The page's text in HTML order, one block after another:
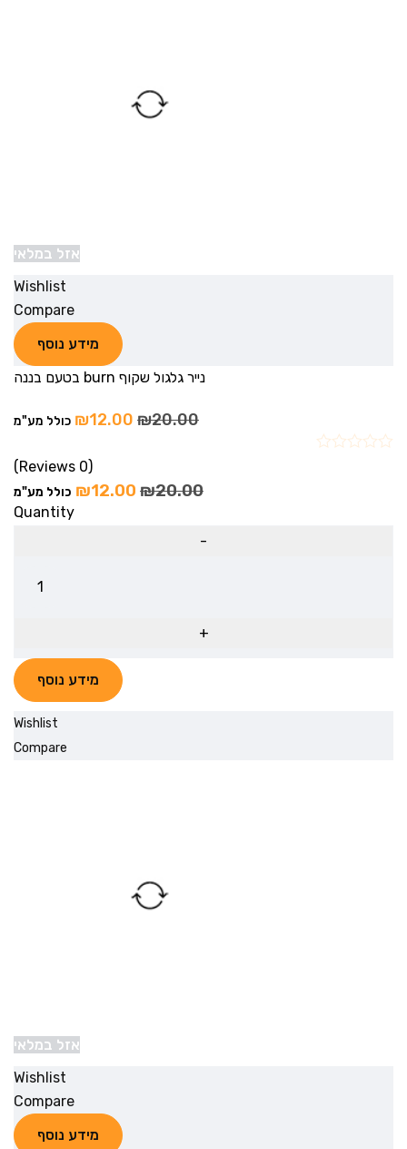
אזל במלאי
Wishlist
Compare
מידע נוסף
נייר גלגול שקוף burn בטעם בננה
₪20.00
₪12.00 כולל מע"מ
(0 Reviews)
₪20.00
₪12.00 כולל מע"מ
Quantity
מידע נוסף
Wishlist
Compare
אזל במלאי
Wishlist
Compare
מידע נוסף